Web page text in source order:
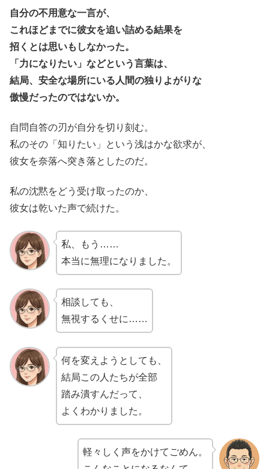
自分の不用意な一言が、
これほどまでに彼女を追い詰める結果を
招くとは思いもしなかった。
「力になりたい」などという言葉は、
結局、安全な場所にいる人間の独りよがりな
傲慢だったのではないか。
自問自答の刃が自分を切り刻む。
私のその「知りたい」という浅はかな欲求が、
彼女を奈落へ突き落としたのだ。
私の沈黙をどう受け取ったのか、
彼女は乾いた声で続けた。
私、もう……
本当に無理になりました。
相談しても、
無視するくせに……
何を変えようとしても、
結局この人たちが全部
踏み潰すんだって、
よくわかりました。
軽々しく声をかけてごめん。